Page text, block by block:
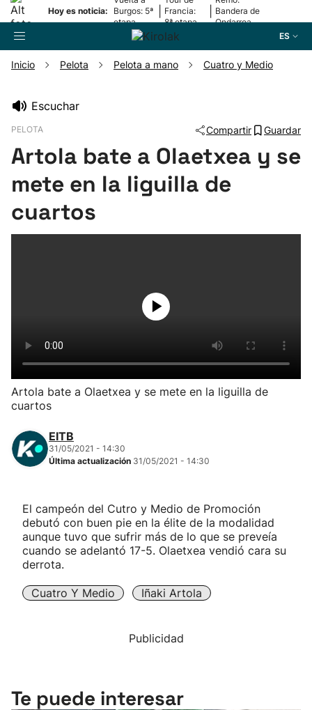
Hoy es noticia:
Burgos: 5ª
etapa
Francia:
8ª etapa
Bandera de
Ondarroa
ES
Pelota
Remo
Kirolak 360
Atletismo
Más deportes
"Helmuga"
Inicio Pelota Pelota a mano Cuatro y Medio
Escuchar
PELOTA Compartir Guardar
Artola bate a Olaetxea y se
mete en la liguilla de
cuartos
Artola bate a Olaetxea y se mete en la liguilla de
cuartos
EITB
31/05/2021 - 14:30
Última actualización 31/05/2021 - 14:30
El campeón del Cutro y Medio de Promoción
debutó con buen pie en la élite de la modalidad
aunque tuvo que sufrir más de lo que se preveía
cuando se adelantó 17-5. Olaetxea vendió cara su
derrota.
Cuatro Y Medio Iñaki Artola
Publicidad
Te puede interesar